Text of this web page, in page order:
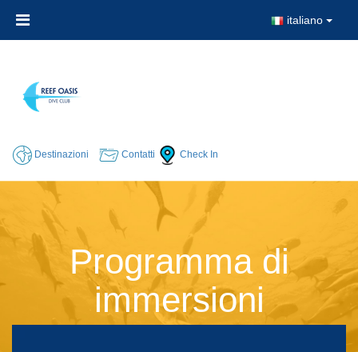
italiano
Destinazioni Contatti Check In
Programma di
immersioni